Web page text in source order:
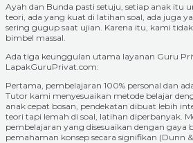
Ayah dan Bunda pasti setuju, setiap anak itu
teori, ada yang kuat di latihan soal, ada juga
sering gugup saat ujian. Karena itu, kami
bimbel massal.
Ada tiga keunggulan utama layanan Guru
LapakGuruPrivat.com:
Pertama, pembelajaran 100% personal dan
Tutor kami menyesuaikan metode belajar
anak cepat bosan, pendekatan dibuat lebih
teori tapi lemah di soal, latihan diperbanyak.
pembelajaran yang disesuaikan dengan gaya
pemahaman konsep secara signifikan (Dunn